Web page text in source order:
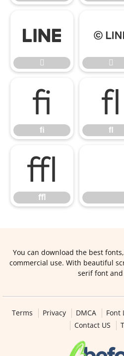

 
ﬁ
ﬁ
ﬂ
ﬂ
ﬄ
ﬄ
You can download the best
commercial use. With beautiful
serif font
Terms Privacy DMCA Font
Contact US